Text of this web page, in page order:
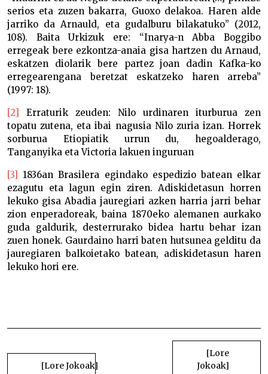
serios eta zuzen bakarra, Guoxo delakoa. Haren alde
jarriko da Arnauld, eta gudalburu bilakatuko” (2012,
108). Baita Urkizuk ere: “Inarya-n Abba Boggibo
erregeak bere ezkontza-anaia gisa hartzen du Arnaud,
eskatzen diolarik bere partez joan dadin Kafka-ko
erregearengana beretzat eskatzeko haren arreba”
(1997: 18).
[2] Erraturik zeuden: Nilo urdinaren iturburua zen
topatu zutena, eta ibai nagusia Nilo zuria izan. Horrek
sorburua Etiopiatik urrun du, hegoalderago,
Tanganyika eta Victoria lakuen inguruan
[3] 1836an Brasilera egindako espedizio batean elkar
ezagutu eta lagun egin ziren. Adiskidetasun horren
lekuko gisa Abadia jauregiari azken harria jarri behar
zion enperadoreak, baina 1870eko alemanen aurkako
guda galdurik, desterrurako bidea hartu behar izan
zuen honek. Gaurdaino harri baten hutsunea gelditu da
jauregiaren balkoietako batean, adiskidetasun haren
lekuko hori ere.
BIDALKETETAN
ZEHAR
[Lore Jokoak]
[Lore
Jokoak]